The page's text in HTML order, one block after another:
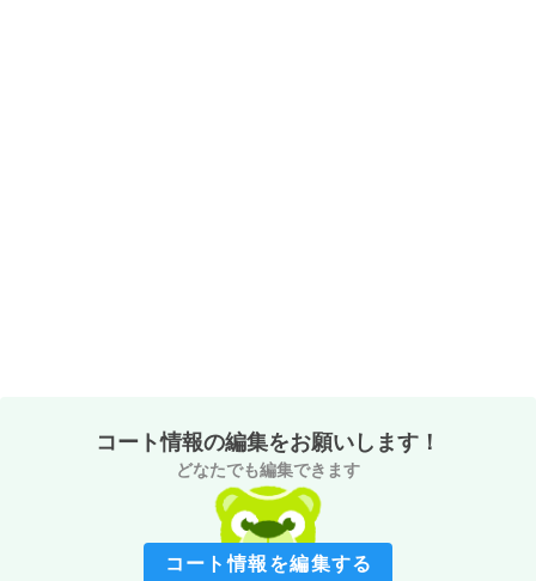
コート情報の編集をお願いします！
どなたでも編集できます
コート情報を編集する